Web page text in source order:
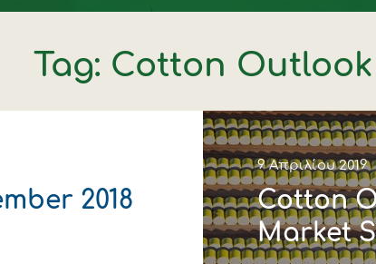
Tag: Cotton Outlook
2018
9 Απριλίου 2019
Cotton
Market